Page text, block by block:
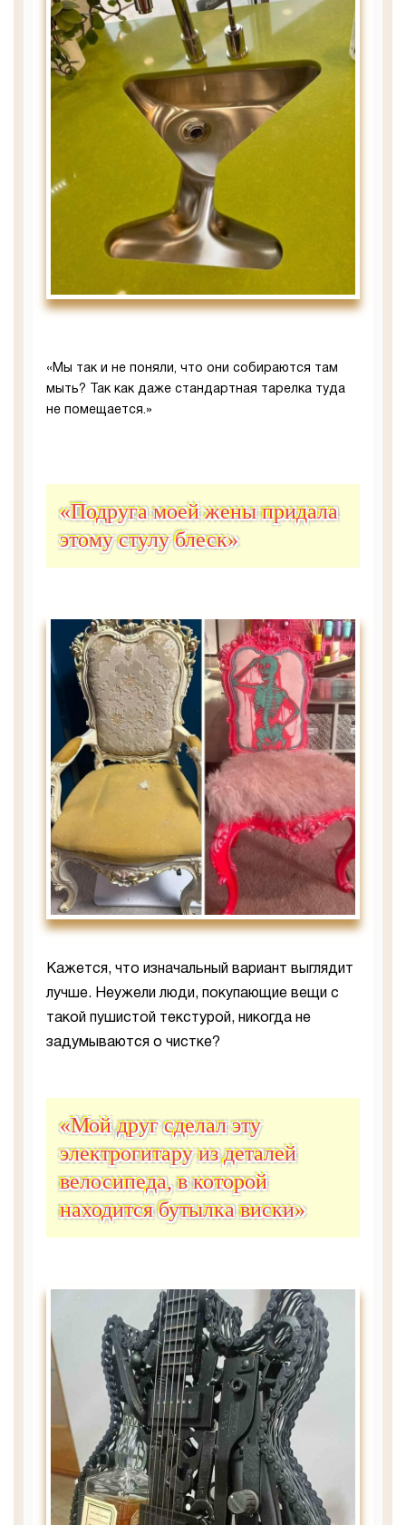
«Мы так и не поняли, что они собираются там
мыть? Так как даже стандартная тарелка туда
не помещается.»
«Подруга моей жены придала
этому стулу блеск»
Кажется, что изначальный вариант выглядит
лучше. Неужели люди, покупающие вещи с
такой пушистой текстурой, никогда не
задумываются о чистке?
«Мой друг сделал эту
электрогитару из деталей
велосипеда, в которой
находится бутылка виски»